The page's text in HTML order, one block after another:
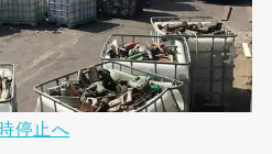
停止へ